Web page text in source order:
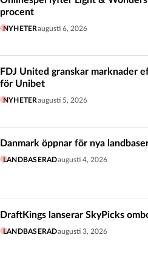
procent
NYHETERaugusti 6, 2026
FDJ United granskar marknader
för Unibet
NYHETERaugusti 5, 2026
Danmark öppnar för nya
LANDBASERADaugusti 4, 2026
DraftKings lanserar SkyPicks
LANDBASERADaugusti 3, 2026